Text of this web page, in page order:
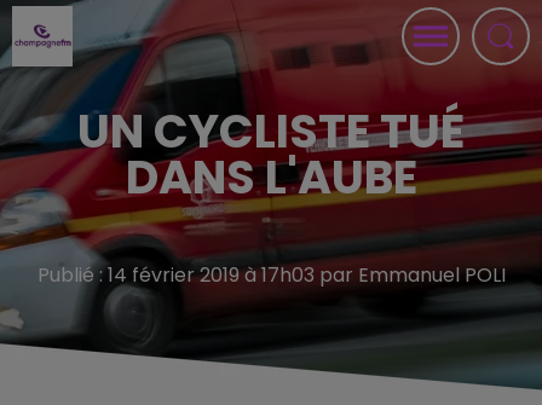
UN CYCLISTE TUÉ
DANS L'AUBE
Publié : 14 février 2019 à 17h03 par Emmanuel POLI